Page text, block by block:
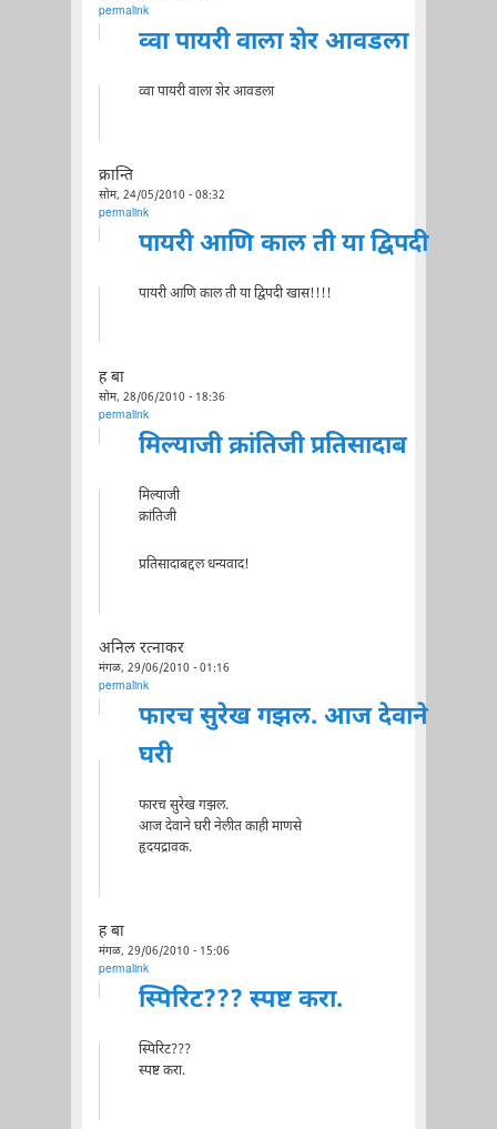
permalink
व्वा पायरी वाला शेर आवडला
व्वा पायरी वाला शेर आवडला
क्रान्ति
सोम, 24/05/2010 - 08:32
permalink
पायरी आणि काल ती या द्विपदी
पायरी आणि काल ती या द्विपदी खास!!!!
ह बा
सोम, 28/06/2010 - 18:36
permalink
मिल्याजी क्रांतिजी प्रतिसादाब
मिल्याजी
क्रांतिजी
प्रतिसादाबद्दल धन्यवाद!
अनिल रत्नाकर
मंगळ, 29/06/2010 - 01:16
permalink
फारच सुरेख गझल. आज देवाने
घरी
फारच सुरेख गझल.
आज देवाने घरी नेलीत काही माणसे
हृदयद्रावक.
ह बा
मंगळ, 29/06/2010 - 15:06
permalink
स्पिरिट??? स्पष्ट करा.
स्पिरिट???
स्पष्ट करा.